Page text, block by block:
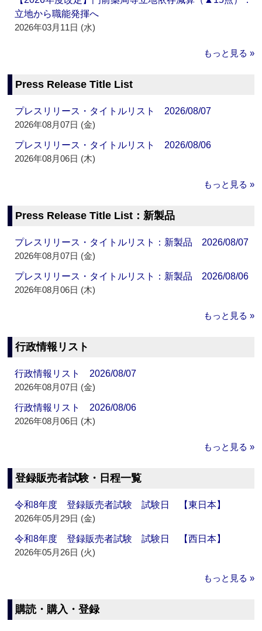
立地から職能発揮へ
2026年03月11日 (水)
もっと見る »
Press Release Title List
プレスリリース・タイトルリスト 2026/08/07
2026年08月07日 (金)
プレスリリース・タイトルリスト 2026/08/06
2026年08月06日 (木)
もっと見る »
Press Release Title List：新製品
プレスリリース・タイトルリスト：新製品 2026/08/07
2026年08月07日 (金)
プレスリリース・タイトルリスト：新製品 2026/08/06
2026年08月06日 (木)
もっと見る »
行政情報リスト
行政情報リスト 2026/08/07
2026年08月07日 (金)
行政情報リスト 2026/08/06
2026年08月06日 (木)
もっと見る »
登録販売者試験・日程一覧
令和8年度 登録販売者試験 試験日 【東日本】
2026年05月29日 (金)
令和8年度 登録販売者試験 試験日 【西日本】
2026年05月26日 (火)
もっと見る »
購読・購入・登録